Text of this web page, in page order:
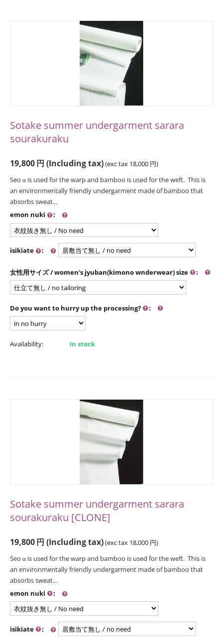
Sotake summer undergarment sarara
sourakuraku
19,800円 (Including tax)(exc tax 18,000 円)
Seo α is used for the warp and bamboo is used for the weft. This is
an environmentally friendly undergarment made of bamboo that
absorbs sweat...
emon nuki
:
isikiate :
女性用サイズ / women's jyuban(kimono wnderwear) size :
Do you want to hurry up the processing? :
Availability: In stock
Sotake summer undergarment sarara
sourakuraku [CLONE]
19,800円 (Including tax)(exc tax 18,000 円)
Seo α is used for the warp and bamboo is used for the weft. This is
an environmentally friendly undergarment made of bamboo that
absorbs sweat...
emon nuki
:
isikiate :